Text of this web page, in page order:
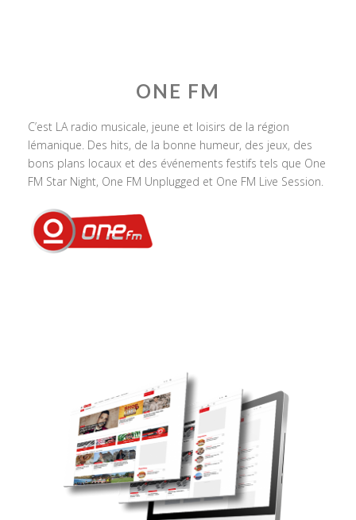
ONE FM
C’est LA radio musicale, jeune et loisirs de la région
lémanique. Des hits, de la bonne humeur, des jeux, des
bons plans locaux et des événements festifs tels que One
FM Star Night, One FM Unplugged et One FM Live Session.